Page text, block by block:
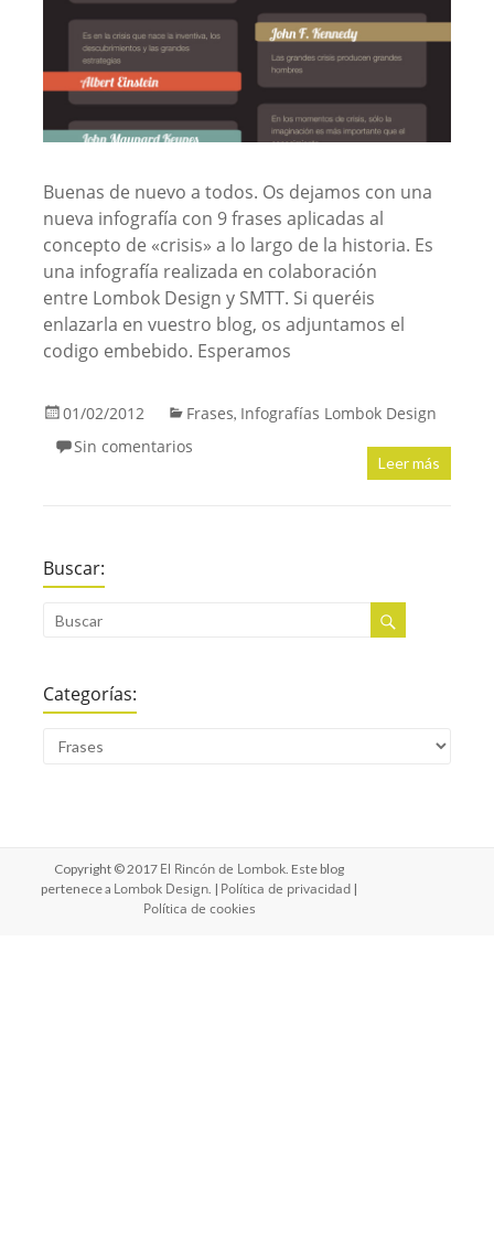
Buenas de nuevo a todos. Os dejamos con una
nueva infografía con 9 frases aplicadas al
concepto de «crisis» a lo largo de la historia. Es
una infografía realizada en colaboración
entre Lombok Design y SMTT. Si queréis
enlazarla en vuestro blog, os adjuntamos el
codigo embebido. Esperamos
01/02/2012 Frases, Infografías Lombok Design
Sin comentarios
Leer más
Buscar:
Categorías:
Copyright © 2017 El Rincón de Lombok. Este blog
pertenece a Lombok Design. | Política de privacidad |
Política de cookies